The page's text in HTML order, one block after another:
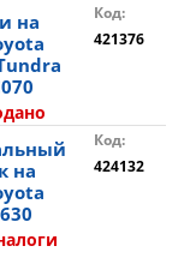
на
Код:
421376
на
Код:
424132